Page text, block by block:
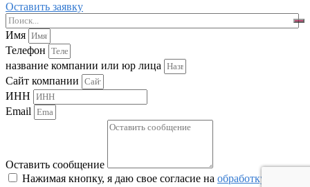
Оставить заявку
Имя
Телефон
название компании или юр лица
Сайт компании
ИНН
Email
Оставить сообщение
Нажимая кнопку, я даю свое согласие на обработку моих